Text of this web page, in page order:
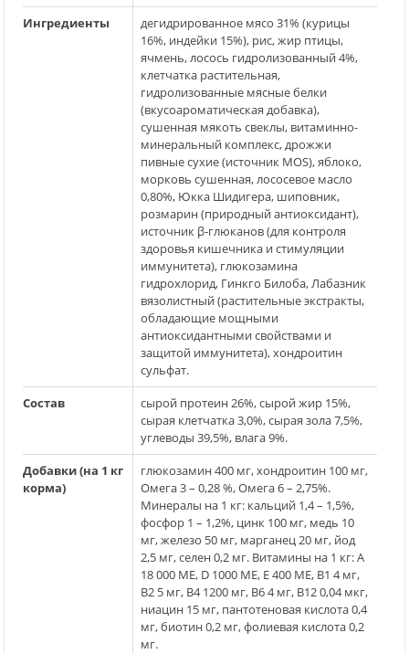
Ингредиенты
дегидрированное мясо 31% (курицы
16%, индейки 15%), рис, жир птицы,
ячмень, лосось гидролизованный 4%,
клетчатка растительная,
гидролизованные мясные белки
(вкусоароматическая добавка),
сушенная мякоть свеклы, витаминно-
минеральный комплекс, дрожжи
пивные сухие (источник MOS), яблоко,
морковь сушенная, лососевое масло
0,80%, Юкка Шидигера, шиповник,
розмарин (природный антиоксидант),
источник β-глюканов (для контроля
здоровья кишечника и стимуляции
иммунитета), глюкозамина
гидрохлорид, Гинкго Билоба, Лабазник
вязолистный (растительные экстракты,
обладающие мощными
антиоксидантными свойствами и
защитой иммунитета), хондроитин
сульфат.
Состав
сырой протеин 26%, сырой жир 15%,
сырая клетчатка 3,0%, сырая зола 7,5%,
углеводы 39,5%, влага 9%.
Добавки (на 1 кг
корма)
глюкозамин 400 мг, хондроитин 100 мг,
Омега 3 – 0,28 %, Омега 6 – 2,75%.
Минералы на 1 кг: кальций 1,4 – 1,5%,
фосфор 1 – 1,2%, цинк 100 мг, медь 10
мг, железо 50 мг, марганец 20 мг, йод
2,5 мг, селен 0,2 мг. Витамины на 1 кг: А
18 000 МЕ, D 1000 ME, E 400 ME, B1 4 мг,
В2 5 мг, В4 1200 мг, В6 4 мг, В12 0,04 мкг,
ниацин 15 мг, пантотеновая кислота 0,4
мг, биотин 0,2 мг, фолиевая кислота 0,2
мг.